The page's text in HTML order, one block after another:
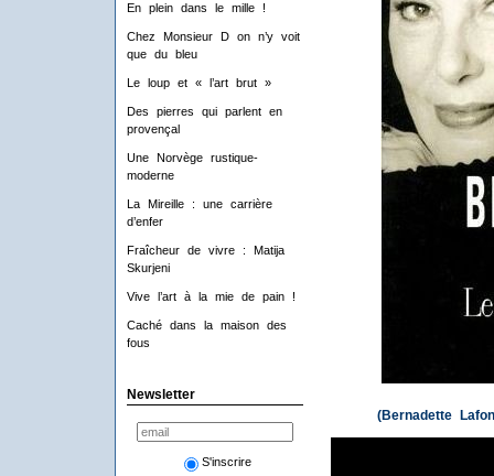
En plein dans le mille !
Chez Monsieur D on n’y voit
que du bleu
Le loup et « l’art brut »
Des pierres qui parlent en
provençal
Une Norvège rustique-
moderne
La Mireille : une carrière
d’enfer
Fraîcheur de vivre : Matija
Skurjeni
Vive l’art à la mie de pain !
Caché dans la maison des
fous
Newsletter
S'inscrire
(Bernadette